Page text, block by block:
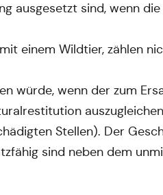
ausgesetzt sind, wenn
einem Wildtier, zählen
würde, wenn der zum
Stellen). Der
sind neben dem